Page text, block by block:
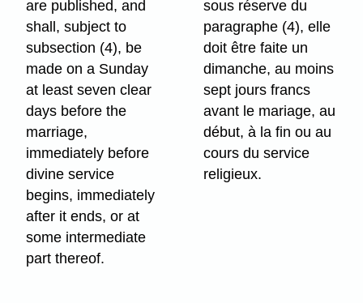
are published, and
shall, subject to
subsection (4), be
made on a Sunday
at least seven clear
days before the
marriage,
immediately before
divine service
begins, immediately
after it ends, or at
some intermediate
part thereof.
sous réserve du
paragraphe (4), elle
doit être faite un
dimanche, au moins
sept jours francs
avant le mariage, au
début, à la fin ou au
cours du service
religieux.